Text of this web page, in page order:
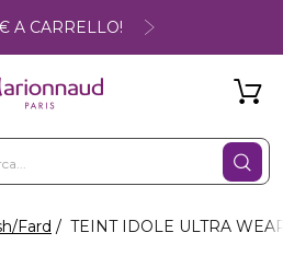
A CARRELLO!
Fard TEINT IDOLE ULTRA